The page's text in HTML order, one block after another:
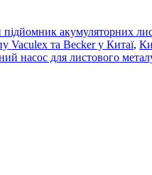
акумуляторних
Vaculex та Becker у Китаї,
насос для листового